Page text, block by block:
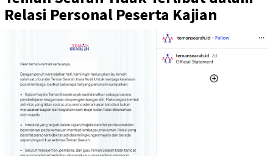
Relasi Personal Peserta Kajian